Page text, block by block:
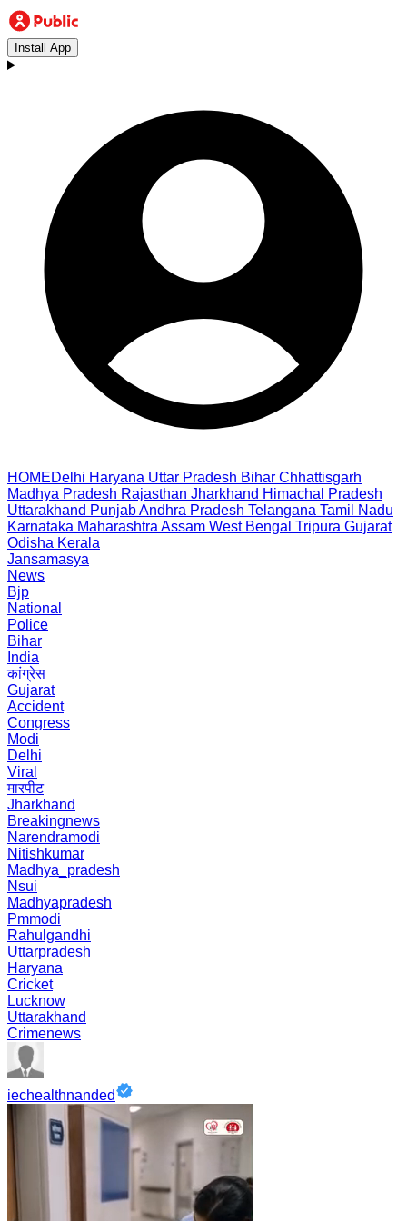
Install App
HOMEDelhi Haryana Uttar Pradesh Bihar Chhattisgarh
Madhya Pradesh Rajasthan Jharkhand Himachal Pradesh
Uttarakhand PunjabAndhra Pradesh Telangana Tamil Nadu
Karnataka Maharashtra Assam West Bengal Tripura Gujarat
Odisha Kerala
Jansamasya
News
Bjp
National
Police
Bihar
India
कांग्रेस
Gujarat
Accident
Congress
Modi
Delhi
Viral
मारपीट
Jharkhand
Breakingnews
Narendramodi
Nitishkumar
Madhya_pradesh
Nsui
Madhyapradesh
Pmmodi
Rahulgandhi
Uttarpradesh
Haryana
Cricket
Lucknow
Uttarakhand
Crimenews
iechealthnanded